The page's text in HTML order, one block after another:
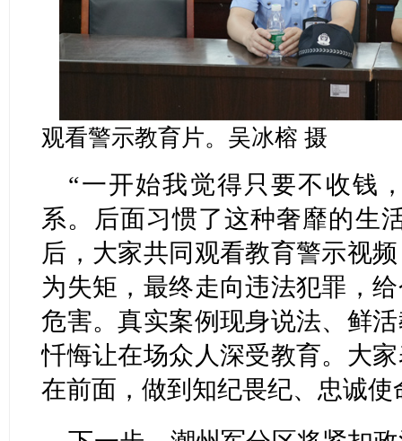
观看警示教育片。吴冰榕 摄
“一开始我觉得只要不收钱
系。后面习惯了这种奢靡的
后，大家共同观看教育警示视
为失矩，最终走向违法犯罪，
危害。真实案例现身说法、鲜
忏悔让在场众人深受教育。大
在前面，做到知纪畏纪、忠诚